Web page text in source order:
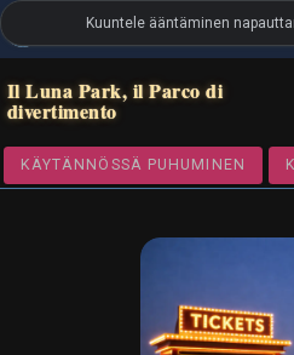
LanguageGuide.org•Italian
Il Luna Park, il Parco di
divertimento
KÄYTÄNNÖSSÄ PUHUMINEN
Kuuntele ääntäminen